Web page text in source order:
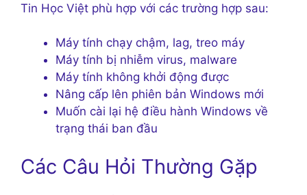
Tin Học Việt phù hợp với các trường hợp sau:
Máy tính chạy chậm, lag, treo máy
Máy tính bị nhiễm virus, malware
Máy tính không khởi động được
Nâng cấp lên phiên bản Windows mới
Muốn cài lại hệ điều hành Windows về
trạng thái ban đầu
Các Câu Hỏi Thường Gặp